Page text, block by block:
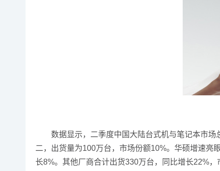
数据显示，二季度中国大陆台式机与笔记本市
二，出货量为100万台，市场份额10%。华硕增速亮
长8%。其他厂商合计出货330万台，同比增长22%，